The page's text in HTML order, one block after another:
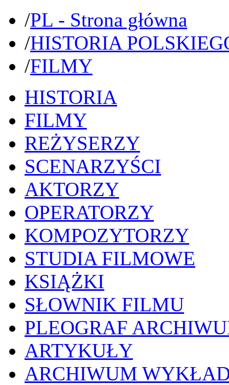
/PL - Strona główna
/HISTORIA
/FILMY
HISTORIA
FILMY
REŻYSERZY
SCENARZYŚCI
AKTORZY
OPERATORZY
KOMPOZYTORZY
STUDIA FILMOWE
KSIĄŻKI
SŁOWNIK FILMU
PLEOGRAF
ARTYKUŁY
ARCHIWUM